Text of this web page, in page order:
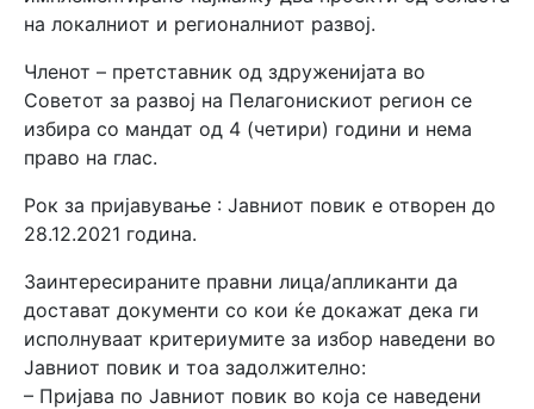
на локалниот и регионалниот развој.
Членот – претставник од здруженијата во
Советот за развој на Пелагонискиот регион се
избира со мандат од 4 (четири) години и нема
право на глас.
Рок за пријавување : Јавниот повик е отворен до
28.12.2021 година.
Заинтересираните правни лица/апликанти да
достават документи со кои ќе докажат дека ги
исполнуваат критериумите за избор наведени во
Јавниот повик и тоа задолжително:
– Пријава по Јавниот повик во која се наведени